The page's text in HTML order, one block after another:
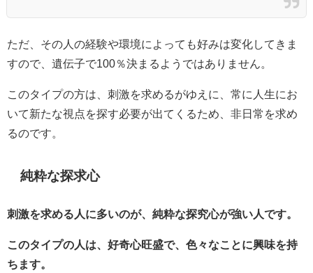
ただ、その人の経験や環境によっても好みは変化してきま
すので、遺伝子で100％決まるようではありません。
このタイプの方は、刺激を求めるがゆえに、常に人生にお
いて新たな視点を探す必要が出てくるため、非日常を求め
るのです。
純粋な探求心
刺激を求める人に多いのが、純粋な探究心が強い人です。
このタイプの人は、好奇心旺盛で、色々なことに興味を持
ちます。